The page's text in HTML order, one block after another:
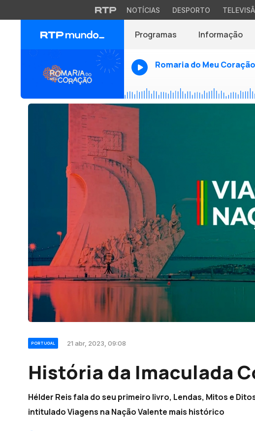
NOTÍCIAS DESPORTO
Programas Informação
Romaria do Meu Coração
PORTUGAL 21 abr, 2023, 09:08
História da Imaculada
Hélder Reis fala do seu primeiro livro, Lendas, Mitos e
intitulado Viagens na Nação Valente mais histórico